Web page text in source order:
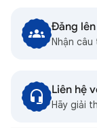
Đăng
Nhận
Liên hệ
Hãy giải